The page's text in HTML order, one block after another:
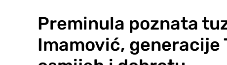
Preminula poznata
Imamović, generacije